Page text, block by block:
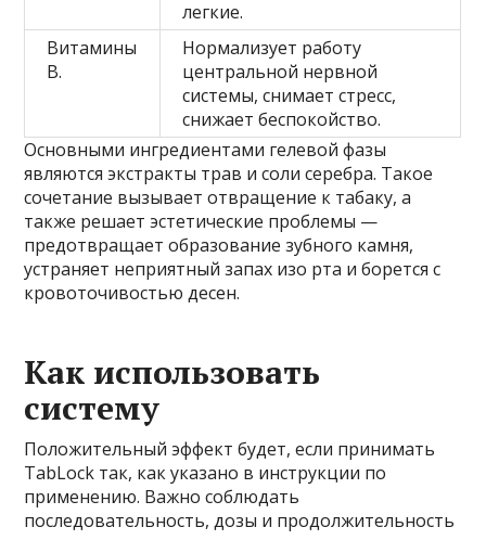
легкие.
Витамины
B.
Нормализует работу
центральной нервной
системы, снимает стресс,
снижает беспокойство.
Основными ингредиентами гелевой фазы
являются экстракты трав и соли серебра. Такое
сочетание вызывает отвращение к табаку, а
также решает эстетические проблемы —
предотвращает образование зубного камня,
устраняет неприятный запах изо рта и борется с
кровоточивостью десен.
Как использовать
систему
Положительный эффект будет, если принимать
TabLock так, как указано в инструкции по
применению. Важно соблюдать
последовательность, дозы и продолжительность